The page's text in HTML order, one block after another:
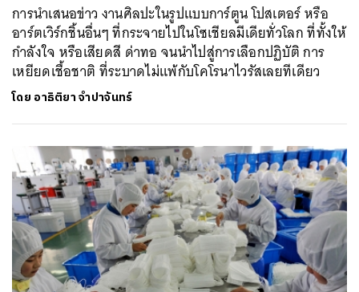
การนำเสนอข่าว งานศิลปะในรูปแบบการ์ตูน โปสเตอร์ หรือ
อาร์ตเวิร์กชิ้นอื่นๆ ที่กระจายไปในโซเชียลมีเดียทั่วโลก ที่ทั้งให้
กำลังใจ หรือเสียดสี ด่าทอ จนนำไปสู่การเลือกปฏิบัติ การ
เหยียดเชื้อชาติ ที่ระบาดไม่แพ้กับโคโรนาไวรัสเลยทีเดียว
โดย อาธิติยา จำปาจันทร์